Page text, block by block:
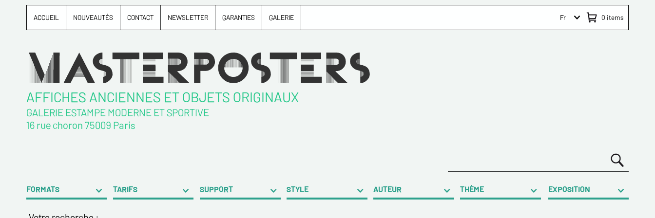
ACCUEIL NOUVEAUTÉS CONTACT NEWSLETTER GARANTIES GALERIE 0 items
Fr
AFFICHES ANCIENNES ET OBJETS ORIGINAUX
GALERIE ESTAMPE MODERNE ET SPORTIVE
16 rue choron 75009 Paris
FORMATS TARIFS SUPPORT STYLE AUTEUR THÈME EXPOSITION